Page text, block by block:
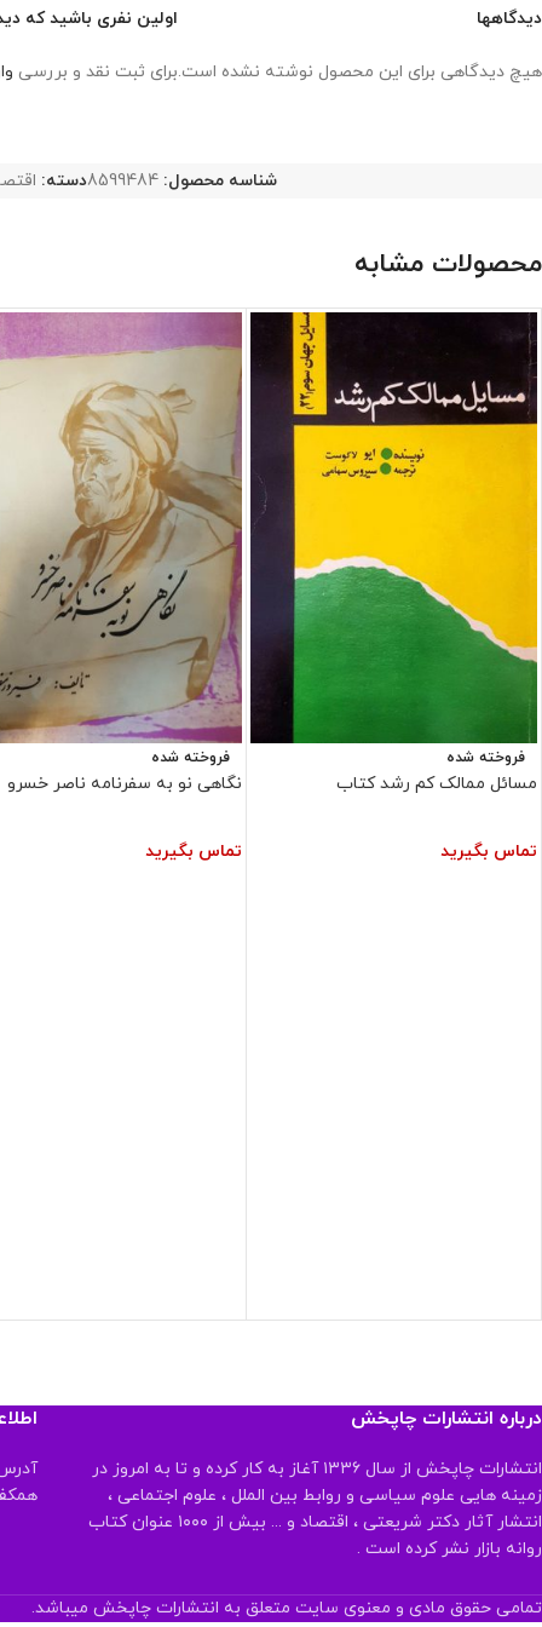
دیدگاهها
هیچ دیدگاهی برای این محصول نوشته نشده است.
اولین نفری باشید که
برای ثبت نقد و بررسی
شناسه محصول:8599484دسته:
محصولات مشابه
فروخته شده
مسائل ممالک کم رشد کتاب
تماس بگیرید
فروخته شده
نگاهی نو به سفرنامه ناصر خسرو
تماس بگیرید
درباره انتشارات چاپخش
انتشارات چاپخش از سال ۱۳۳۶ آغاز به کار کرده و تا به امروز در
زمینه هایی علوم سیاسی و روابط بین الملل ، علوم اجتماعی ،
انتشار آثار دکتر شریعتی ، اقتصاد و ... بیش از ۱۰۰۰ عنوان کتاب
روانه بازار نشر کرده است .
همکف
تمامی حقوق مادی و معنوی سایت متعلق به انتشارات چاپخش میباشد.